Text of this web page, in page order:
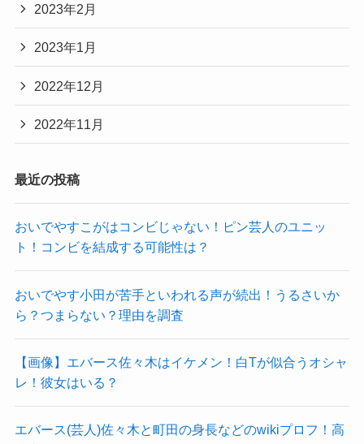
2023年2月
2023年1月
2022年12月
2022年11月
最近の投稿
おいでやすこがはコンビじゃない！ピン芸人のユニッ
ト！コンビを結成する可能性は？
おいでやす小田が苦手といわれる声が続出！うるさいか
ら？つまらない？理由を調査
【画像】エバース佐々木はイケメン！白Tが似合うオシャ
レ！彼女はいる？
エバース(芸人)佐々木と町田の身長などのwikiプロフ！高